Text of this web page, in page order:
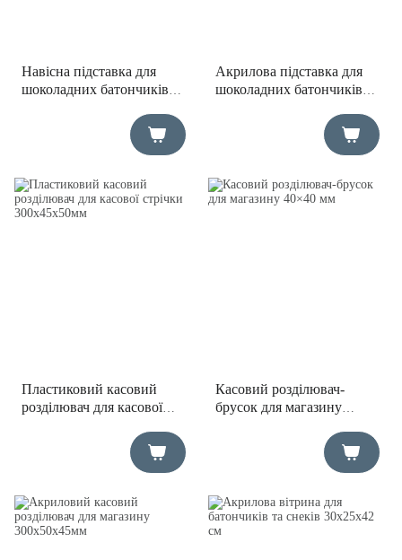
Навісна підставка для
шоколадних батончиків
Акрилова підставка для
шоколадних батончиків
Пластиковий касовий
розділювач для касової
Касовий розділювач-
брусок для магазину